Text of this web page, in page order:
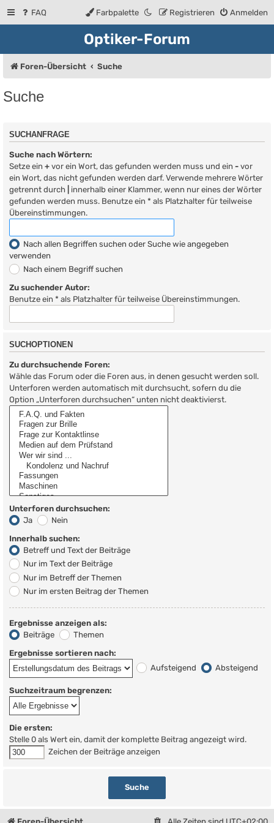
FAQ Anmelden
Registrieren
Farbpalette
Optiker-Forum
Foren-Übersicht Suche
Suche
SUCHANFRAGE
Suche nach Wörtern:
Setze ein + vor ein Wort, das gefunden werden muss und ein - vor
ein Wort, das nicht gefunden werden darf. Verwende mehrere Wörter
getrennt durch
innerhalb einer Klammer, wenn nur eines der Wörter
gefunden werden muss. Benutze ein * als Platzhalter für teilweise
Übereinstimmungen.
Nach allen Begriffen suchen oder Suche wie angegeben
verwenden
Nach einem Begriff suchen
Zu suchender Autor:
Benutze ein * als Platzhalter für teilweise Übereinstimmungen.
SUCHOPTIONEN
Zu durchsuchende Foren:
Wähle das Forum oder die Foren aus, in denen gesucht werden soll.
Unterforen werden automatisch mit durchsucht, sofern du die
Option „Unterforen durchsuchen“ unten nicht deaktivierst.
Unterforen durchsuchen:
Ja
Nein
Innerhalb suchen:
Betreff und Text der Beiträge
Nur im Text der Beiträge
Nur im Betreff der Themen
Nur im ersten Beitrag der Themen
Ergebnisse anzeigen als:
Beiträge
Themen
Ergebnisse sortieren nach:
Aufsteigend
Absteigend
Suchzeitraum begrenzen:
Die ersten:
Stelle 0 als Wert ein, damit der komplette Beitrag angezeigt wird.
Zeichen der Beiträge anzeigen